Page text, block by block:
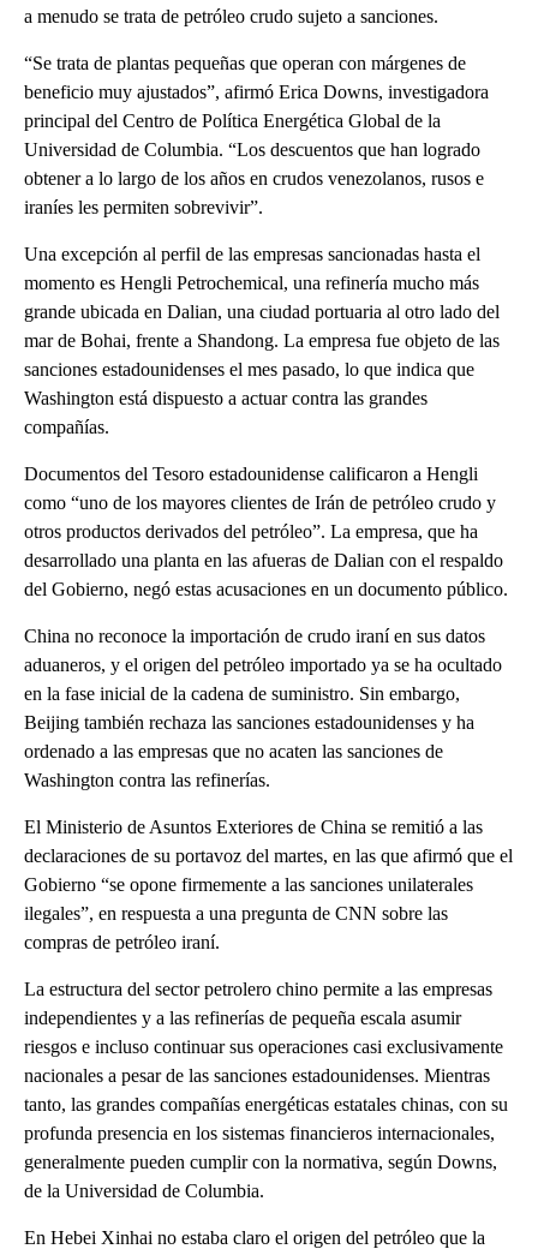
a menudo se trata de petróleo crudo sujeto a sanciones.
“Se trata de plantas pequeñas que operan con márgenes de
beneficio muy ajustados”, afirmó Erica Downs, investigadora
principal del Centro de Política Energética Global de la
Universidad de Columbia. “Los descuentos que han logrado
obtener a lo largo de los años en crudos venezolanos, rusos e
iraníes les permiten sobrevivir”.
Una excepción al perfil de las empresas sancionadas hasta el
momento es Hengli Petrochemical, una refinería mucho más
grande ubicada en Dalian, una ciudad portuaria al otro lado del
mar de Bohai, frente a Shandong. La empresa fue objeto de las
sanciones estadounidenses el mes pasado, lo que indica que
Washington está dispuesto a actuar contra las grandes
compañías.
Documentos del Tesoro estadounidense calificaron a Hengli
como “uno de los mayores clientes de Irán de petróleo crudo y
otros productos derivados del petróleo”. La empresa, que ha
desarrollado una planta en las afueras de Dalian con el respaldo
del Gobierno, negó estas acusaciones en un documento público.
China no reconoce la importación de crudo iraní en sus datos
aduaneros, y el origen del petróleo importado ya se ha ocultado
en la fase inicial de la cadena de suministro. Sin embargo,
Beijing también rechaza las sanciones estadounidenses y ha
ordenado a las empresas que no acaten las sanciones de
Washington contra las refinerías.
El Ministerio de Asuntos Exteriores de China se remitió a las
declaraciones de su portavoz del martes, en las que afirmó que el
Gobierno “se opone firmemente a las sanciones unilaterales
ilegales”, en respuesta a una pregunta de CNN sobre las
compras de petróleo iraní.
La estructura del sector petrolero chino permite a las empresas
independientes y a las refinerías de pequeña escala asumir
riesgos e incluso continuar sus operaciones casi exclusivamente
nacionales a pesar de las sanciones estadounidenses. Mientras
tanto, las grandes compañías energéticas estatales chinas, con su
profunda presencia en los sistemas financieros internacionales,
generalmente pueden cumplir con la normativa, según Downs,
de la Universidad de Columbia.
En Hebei Xinhai no estaba claro el origen del petróleo que la